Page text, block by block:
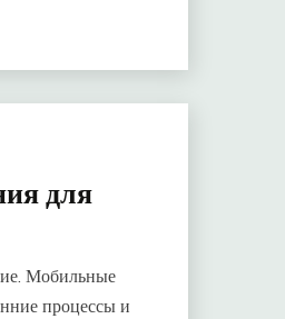
для
Мобильные
процессы и